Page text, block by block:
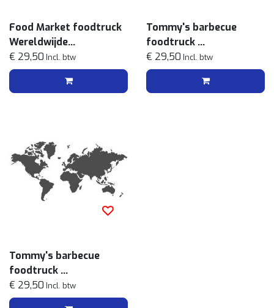
Food Market foodtruck
Wereldwijde
streetfoodmenu
€ 29,50 Incl. btw
Tommy's barbecue
foodtruck
Amerikaanse
streetfoodmenu
€ 29,50 Incl. btw
Tommy's barbecue
foodtruck
Wereldwijde
streetfoodmenu
€ 29,50 Incl. btw